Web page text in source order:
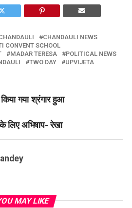
CHANDAULI NEWS
CONVENT SCHOOL
MADAR TERESA
POLITICAL NEWS
TWO DAY
UPVIJETA
किया गया श्रंगार हुआ
लिए अभिषाप- रेखा
MAY LIKE